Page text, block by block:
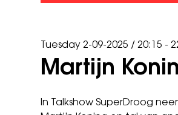
Tuesday 2-09-2025 /20:15 -
Martijn
In Talkshow SuperDroog